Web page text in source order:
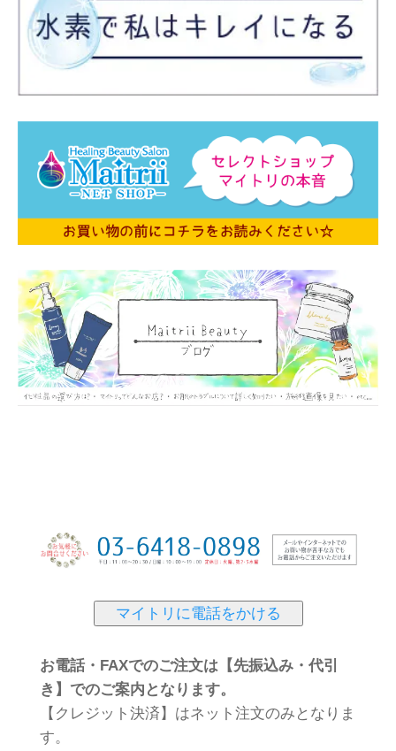
マイトリに電話をかける
お電話・FAXでのご注文は【先振込み・代引
き】でのご案内となります。
【クレジット決済】はネット注文のみとなりま
す。